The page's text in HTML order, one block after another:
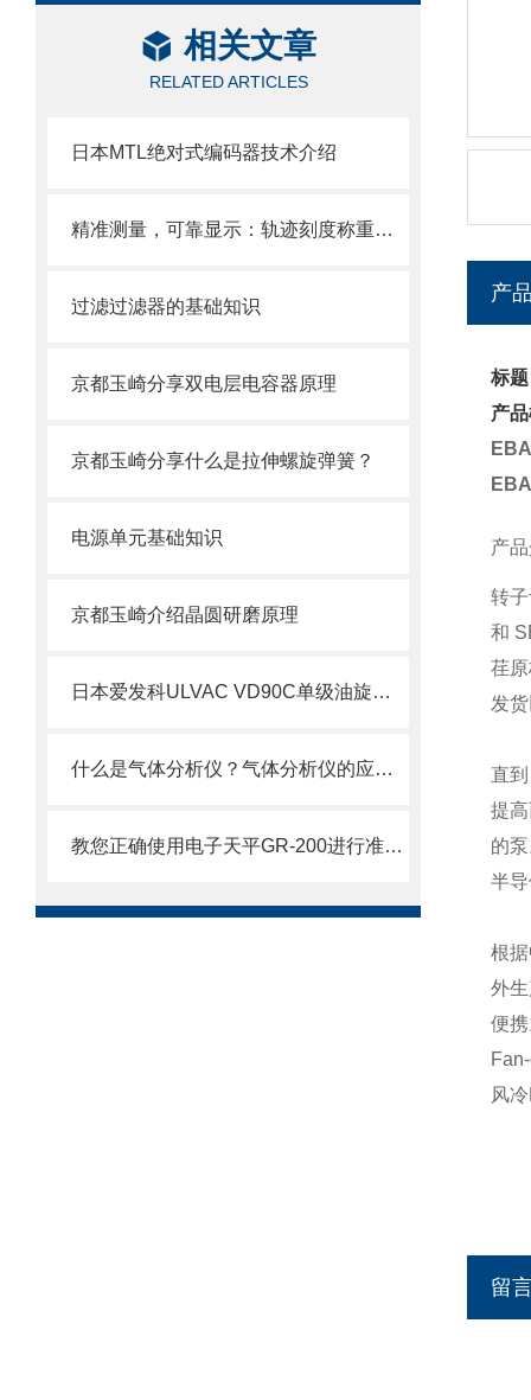
相关文章
RELATED ARTICLES
日本MTL绝对式编码器技术介绍
精准测量，可靠显示：轨迹刻度称重显示器解析
过滤过滤器的基础知识
京都玉崎分享双电层电容器原理
京都玉崎分享什么是拉伸螺旋弹簧？
电源单元基础知识
京都玉崎介绍晶圆研磨原理
日本爱发科ULVAC VD90C单级油旋片真空泵技术介绍
什么是气体分析仪？气体分析仪的应用及原理
教您正确使用电子天平GR-200进行准确测量?
产
标
产
产
转
和
荏
发
直
提
的
半
根
外
便
风
留